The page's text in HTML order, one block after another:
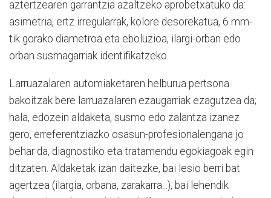
aztertzearen garrantzia azaltzeko aprobetxatuko da:
asimetria, ertz irregularrak, kolore desorekatua, 6 mm-
tik gorako diametroa eta eboluzioa, ilargi-orban edo
orban susmagarriak identifikatzeko.
Larruazalaren automiaketaren helburua pertsona
bakoitzak bere larruazalaren ezaugarriak ezagutzea da;
hala, edozein aldaketa, susmo edo zalantza izanez
gero, erreferentziazko osasun-profesionalengana jo
behar da, diagnostiko eta tratamendu egokiagoak egin
ditzaten. Aldaketak izan daitezke, bai lesio berri bat
agertzea (ilargia, orbana, zarakarra...), bai lehendik